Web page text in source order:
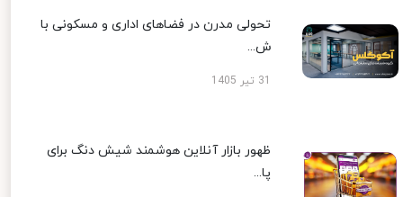
تحولی مدرن در فضاهای اداری و مسکونی با
ش...
ظهور بازار آنلاین هوشمند شیش دنگ برای
پا...